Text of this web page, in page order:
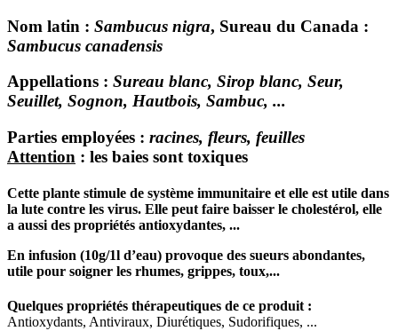
Nom latin : Sambucus nigra, Sureau du Canada :
Sambucus canadensis
Appellations : Sureau blanc, Sirop blanc, Seur,
Seuillet, Sognon, Hautbois, Sambuc, ...
Parties employées : racines, fleurs, feuilles
Attention : les baies sont toxiques
Cette plante stimule de système immunitaire et elle est utile dans
la lute contre les virus. Elle peut faire baisser le cholestérol, elle
a aussi des propriétés antioxydantes, ...
En infusion (10g/1l d’eau) provoque des sueurs abondantes,
utile pour soigner les rhumes, grippes, toux,...
Quelques propriétés thérapeutiques de ce produit :
Antioxydants, Antiviraux, Diurétiques, Sudorifiques, ...